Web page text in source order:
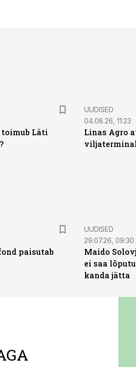
toimub Läti
UUDISED
04.08.26, 11:23
Linas Agro
paisutab
UUDISED
29.07.26, 09:30
Maido
ei saa
kanda jätta